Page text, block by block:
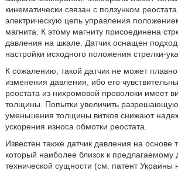
кинематически связан с ползунком
электрическую цепь управления
магнита. К этому магниту присоединена
давления на шкале. Датчик оснащен
настройки исходного положения стрелки-
К сожалению, такой датчик не может
изменения давления, ибо его
реостата из нихромовой проволоки имеет
толщины. Попытки увеличить разрешающую
уменьшения толщины витков снижают
ускорения износа обмотки реостата.
Известен также датчик давления на основе
который наиболее близок к предлагаемому
технической сущности (см. патент